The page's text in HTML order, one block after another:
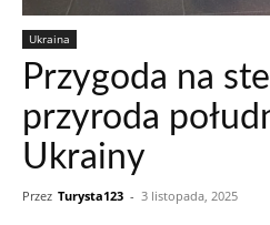
Ukraina
Przygoda na
przyroda
Ukrainy
Przez Turysta123 - 3 listopada, 2025